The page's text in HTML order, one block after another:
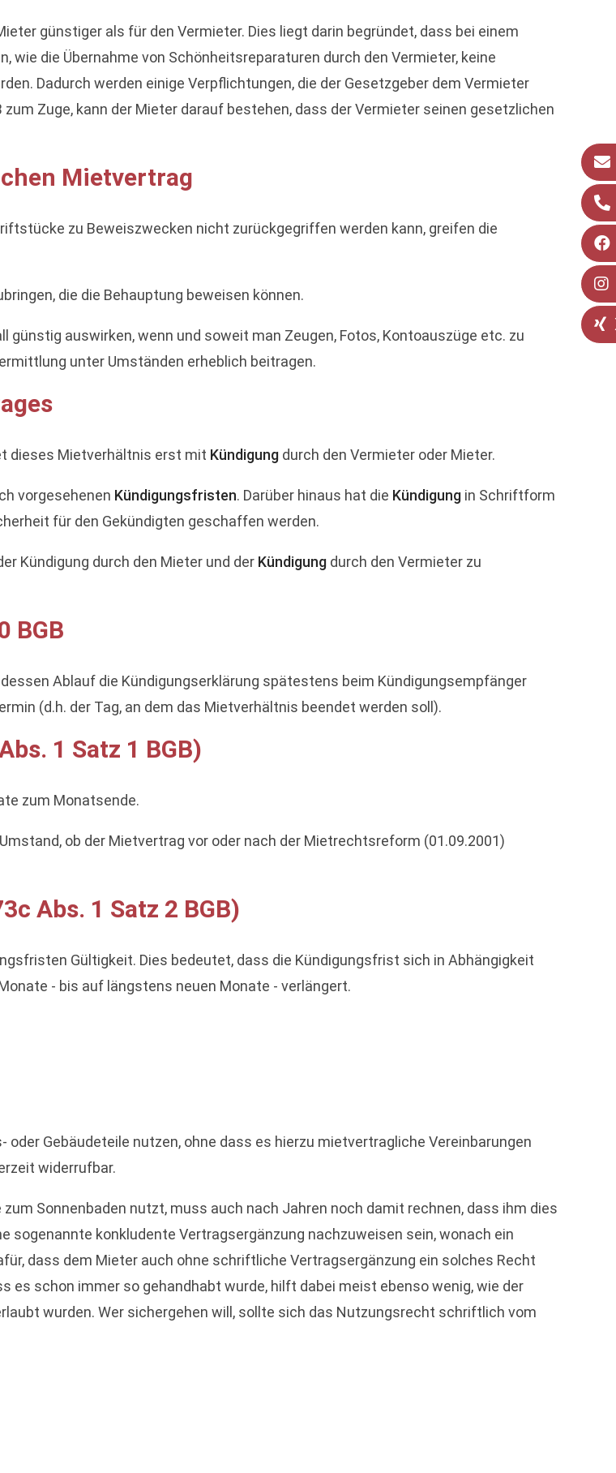
günstiger als für den Vermieter. Dies liegt darin begründet, dass bei einem
wie die Übernahme von Schönheitsreparaturen durch den Vermieter, keine
Dadurch werden einige Verpflichtungen, die der Gesetzgeber dem Vermieter
Zuge, kann der Mieter darauf bestehen, dass der Vermieter seinen gesetzlichen
Mietvertrag
zu Beweiszwecken nicht zurückgegriffen werden kann, greifen die
die die Behauptung beweisen können.
auswirken, wenn und soweit man Zeugen, Fotos, Kontoauszüge etc. zu
unter Umständen erheblich beitragen.
dieses Mietverhältnis erst mit Kündigung durch den Vermieter oder Mieter.
vorgesehenen Kündigungsfristen. Darüber hinaus hat die Kündigung in Schriftform
für den Gekündigten geschaffen werden.
Kündigung durch den Mieter und der Kündigung durch den Vermieter zu
BGB
Ablauf die Kündigungserklärung spätestens beim Kündigungsempfänger
(d.h. der Tag, an dem das Mietverhältnis beendet werden soll).
1 Satz 1 BGB)
zum Monatsende.
ob der Mietvertrag vor oder nach der Mietrechtsreform (01.09.2001)
Abs. 1 Satz 2 BGB)
Gültigkeit. Dies bedeutet, dass die Kündigungsfrist sich in Abhängigkeit
- bis auf längstens neuen Monate - verlängert.
Gebäudeteile nutzen, ohne dass es hierzu mietvertragliche Vereinbarungen
widerrufbar.
Sonnenbaden nutzt, muss auch nach Jahren noch damit rechnen, dass ihm dies
konkludente Vertragsergänzung nachzuweisen sein, wonach ein
dass dem Mieter auch ohne schriftliche Vertragsergänzung ein solches Recht
es schon immer so gehandhabt wurde, hilft dabei meist ebenso wenig, wie der
wurden. Wer sichergehen will, sollte sich das Nutzungsrecht schriftlich vom